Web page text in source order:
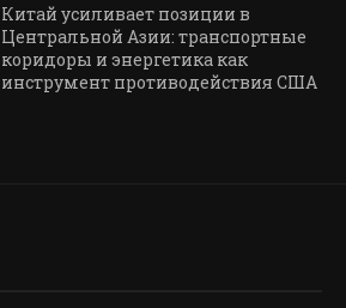
Китай усиливает позиции в
Центральной Азии: транспортные
коридоры и энергетика как
инструмент противодействия США